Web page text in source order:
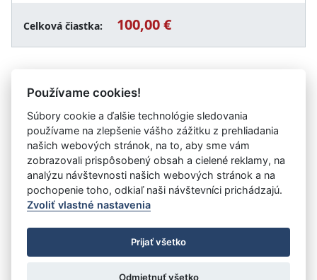
Celková čiastka: 100,00 €
Návrat späť
Vystavil:Stredná odborná škola obchodu a služieb -
Kereskedelmi és Szolgáltatóipari Szakközépiskola,
Budovateľská 32, Komárno
Úrad vlády SR
- Všetky práva vyhradené
Prehlásenie o prístupnosti
Zmluvy do 31.12.2010
Nastavenia cookies
Používame cookies!
Súbory cookie a ďalšie technológie sledovania
používame na zlepšenie vášho zážitku z prehliadania
našich webových stránok, na to, aby sme vám
zobrazovali prispôsobený obsah a cielené reklamy, na
analýzu návštevnosti našich webových stránok a na
pochopenie toho, odkiaľ naši návštevníci prichádzajú.
Zvoliť vlastné nastavenia
Prijať všetko
Odmietnuť všetko